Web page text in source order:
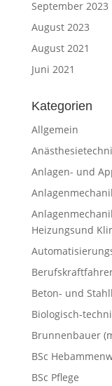
September 2023
August 2023
August 2021
Juni 2021
Kategorien
Allgemein
Anlagen- und
Heizungsund
Beton- und
Biologisch-
Brunnenbauer
BSc
BSc Pflege